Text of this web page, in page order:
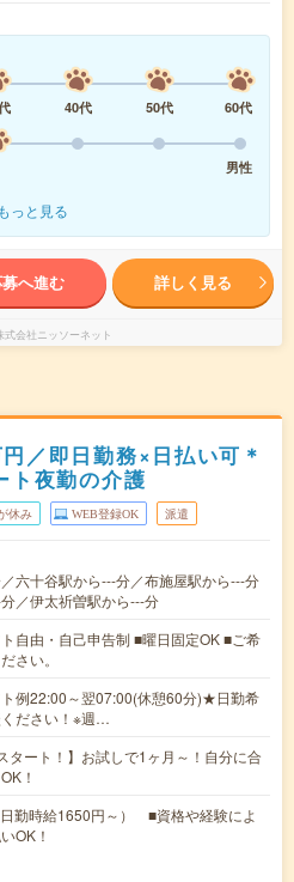
40代 50代
60代
男性
もっと見る
へ進む 詳しく見る
式会社ニッソーネット
／即日勤務×日払い可＊
ト夜勤の介護
休み WEB登録OK 派遣
六十谷駅から---分／布施屋駅から---分
／伊太祈曽駅から---分
ト自由・自己申告制 ■曜日固定OK ■ご希
さい。
例22:00～翌07:00(休憩60分)★日勤希
ださい！※週…
タート！】お試しで1ヶ月～！自分に合
！
勤時給1650円～） ■資格や経験によ
OK！